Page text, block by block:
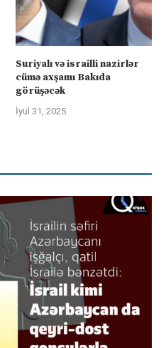
Suriyalı və israilli nazirlər
cümə axşamı Bakıda
görüşəcək
İyul 31, 2025